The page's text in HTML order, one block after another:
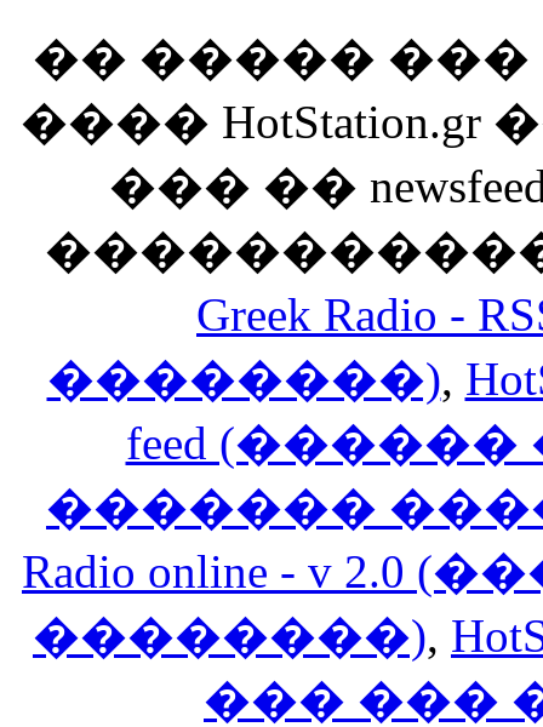
�� �����
����
��� ��
Greek Radio
��������),
feed
�������
Radio online - v
��������),
��� ���